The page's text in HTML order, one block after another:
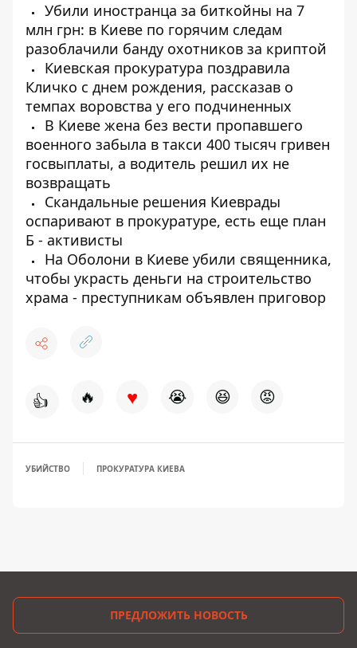
Убили иностранца за биткойны на 7
млн ​​грн: в Киеве по горячим следам
разоблачили банду охотников за криптой
Киевская прокуратура поздравила
Кличко с днем ​​рождения, рассказав о
темпах воровства у его подчиненных
В Киеве жена без вести пропавшего
военного забыла в такси 400 тысяч гривен
госвыплаты, а водитель решил их не
возвращать
Скандальные решения Киеврады
оспаривают в прокуратуре, есть еще план
Б - активисты
На Оболони в Киеве убили священника,
чтобы украсть деньги на строительство
храма - преступникам объявлен приговор
👍 🔥 ♥ 😭 😆 😡
УБИЙСТВО ПРОКУРАТУРА КИЕВА
ПРЕДЛОЖИТЬ НОВОСТЬ